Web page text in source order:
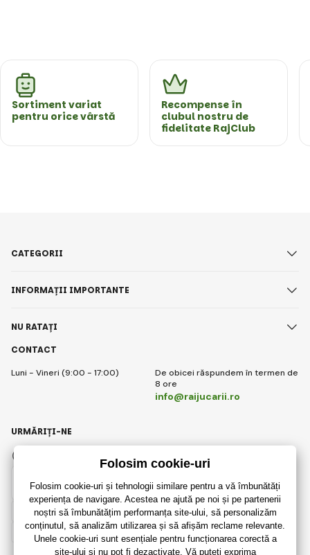
Sortiment variat
pentru orice vârstă
Recompense în
clubul nostru de
fidelitate RajClub
CONTACT
Luni - Vineri (9:00 - 17:00)
De obicei răspundem în termen de
8 ore
info@raijucarii.ro
CATEGORII
INFORMAȚII IMPORTANTE
NU RATAȚI
Romanian
URMĂRIȚI-NE
Instagram